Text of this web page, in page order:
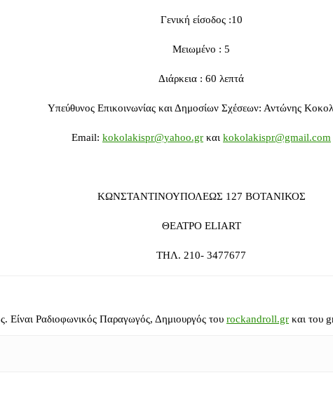
Γενική είσοδος :10
Μειωμένο : 5
Διάρκεια : 60 λεπτά
Υπεύθυνος Επικοινωνίας και Δημοσίων Σχέσεων: Αντώνης
Email: kokolakispr@yahoo.gr και kokolakispr@gmail.com
ΚΩΝΣΤΑΝΤΙΝΟΥΠΟΛΕΩΣ 127 ΒΟΤΑΝΙΚΟΣ
ΘΕΑΤΡΟ ELIART
ΤΗΛ. 210- 3477677
Είναι Ραδιοφωνικός Παραγωγός, Δημιουργός του rockandroll.gr και του